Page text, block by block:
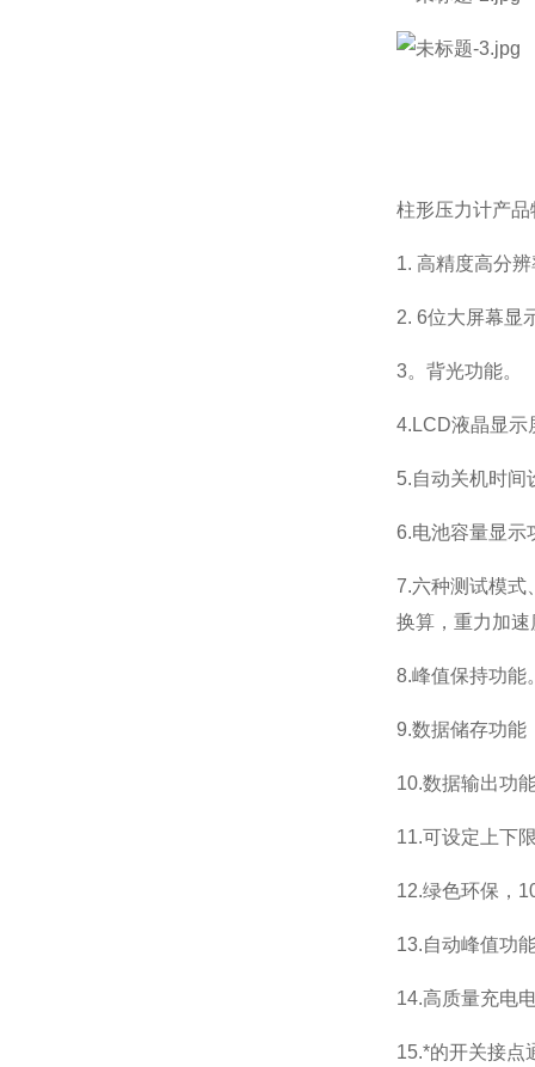
柱形压力计产品
1. 高精度高分
2. 6位大屏幕显
3。背光功能。
4.LCD液晶显示
5.自动关机时间
6.电池容量显示
7.六种测试模
换算，重力加
8.峰值保持功能
9.数据储存功能
10.数据输出功
11.可设定上下
12.绿色环保，
13.自动峰值功
14.高质量充电
15.*的开关接点